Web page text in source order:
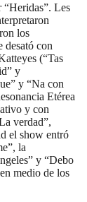
“Heridas”. Les
los
desató con
(“Tas
y
y “Na con
Etérea
y con
verdad”,
el show entró
la
y “Debo
medio de los